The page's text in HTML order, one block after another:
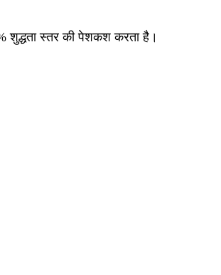
शुद्धता स्तर की पेशकश करता है।